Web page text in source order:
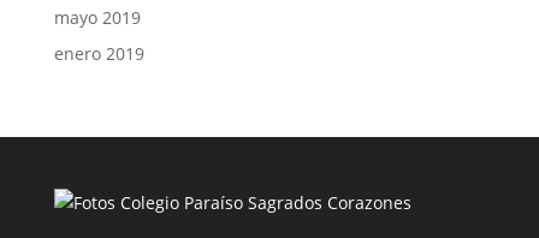
mayo 2019
enero 2019